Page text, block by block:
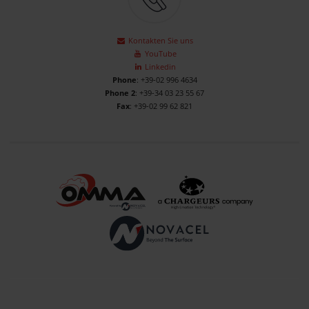
Kontakten Sie uns
YouTube
Linkedin
Phone: +39-02 996 4634
Phone 2: +39-34 03 23 55 67
Fax: +39-02 99 62 821